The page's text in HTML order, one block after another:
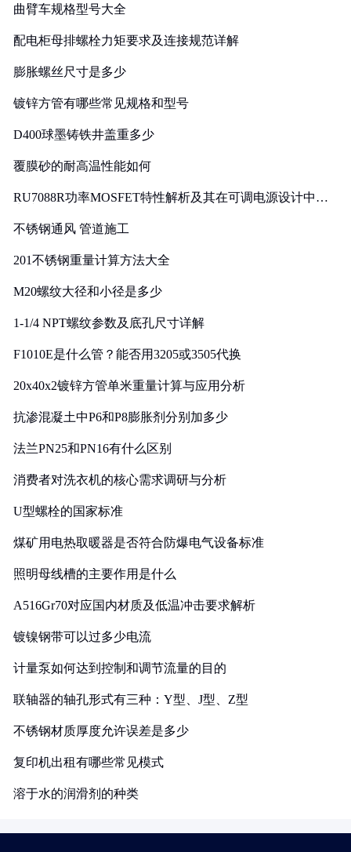
曲臂车规格型号大全
配电柜母排螺栓力矩要求及连接规范详解
膨胀螺丝尺寸是多少
镀锌方管有哪些常见规格和型号
D400球墨铸铁井盖重多少
覆膜砂的耐高温性能如何
RU7088R功率MOSFET特性解析及其在可调电源设计中的
不锈钢通风 管道施工
201不锈钢重量计算方法大全
M20螺纹大径和小径是多少
1-1/4 NPT螺纹参数及底孔尺寸详解
F1010E是什么管？能否用3205或3505代换
20x40x2镀锌方管单米重量计算与应用分析
抗渗混凝土中P6和P8膨胀剂分别加多少
法兰PN25和PN16有什么区别
消费者对洗衣机的核心需求调研与分析
U型螺栓的国家标准
煤矿用电热取暖器是否符合防爆电气设备标准
照明母线槽的主要作用是什么
A516Gr70对应国内材质及低温冲击要求解析
镀镍钢带可以过多少电流
计量泵如何达到控制和调节流量的目的
联轴器的轴孔形式有三种：Y型、J型、Z型
不锈钢材质厚度允许误差是多少
复印机出租有哪些常见模式
溶于水的润滑剂的种类